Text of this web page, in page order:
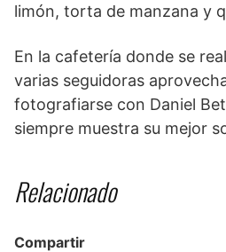
limón, torta de manzana y
En la cafetería donde se
varias seguidoras
fotografiarse con Daniel
siempre muestra su mejor
Relacionado
Compartir